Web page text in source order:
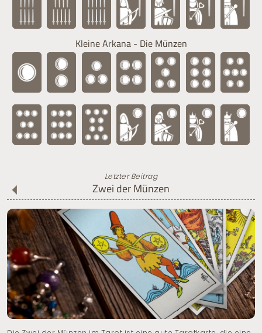
Kleine Arkana - Die Münzen
Letzter Beitrag
Zwei der Münzen